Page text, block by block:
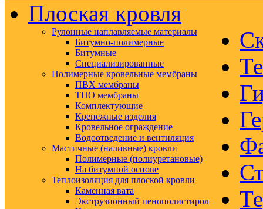
Плоская кровля
Рулонные наплавляемые материалы
Битумно-полимерные
Битумные
Специализированные
Полимерные кровельные мембраны
ПВХ мембраны
ТПО мембраны
Комплектующие
Крепежные изделия
Кровельное ограждение
Водоотведение и вентиляция
Мастичные (наливные) кровли
Полимерные (полиуретановые)
На битумной основе
Теплоизоляция для плоской кровли
Каменная вата
Экструзионный пенополистирол